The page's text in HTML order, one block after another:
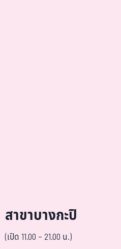
สาขาบางกะปิ
(เปิด 11.00 – 21.00 น.)